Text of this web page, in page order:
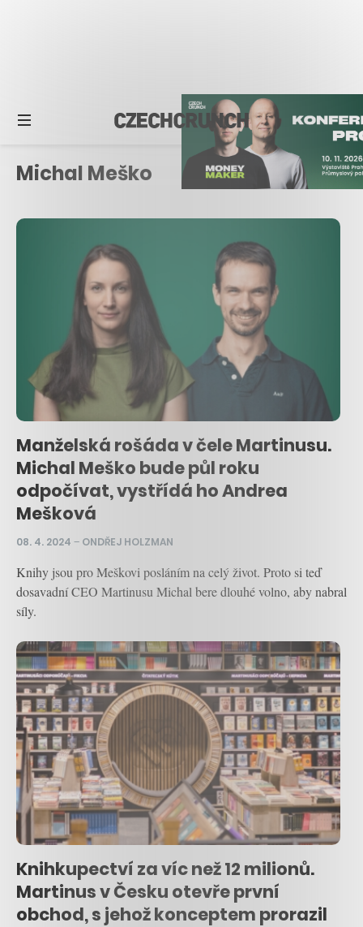
Michal Meško
Manželská rošáda v čele Martinusu.
Michal Meško bude půl roku
odpočívat, vystřídá ho Andrea
Mešková
08. 4. 2024 – ONDŘEJ HOLZMAN
Knihy jsou pro Meškovi posláním na celý život. Proto si teď
dosavadní CEO Martinusu Michal bere dlouhé volno, aby nabral
síly.
Knihkupectví za víc než 12 milionů.
Martinus v Česku otevře první
obchod, s jehož konceptem prorazil